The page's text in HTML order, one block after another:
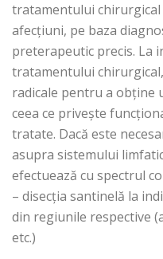
tratamentului chirurgical
afecțiuni, pe baza
preterapeutic precis. La
tratamentului
radicale pentru a obține
ceea ce privește
tratate. Dacă este
asupra sistemului
efectuează cu spectrul
– disecția santinelă la
din regiunile respective
etc.)